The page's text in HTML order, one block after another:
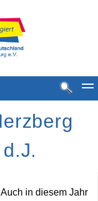
Auch in diesem Jahr